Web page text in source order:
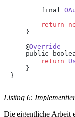
        final
return
    }
    @
Override
public
return
    }
}
Listing 6:
Die eigentliche Arbeit